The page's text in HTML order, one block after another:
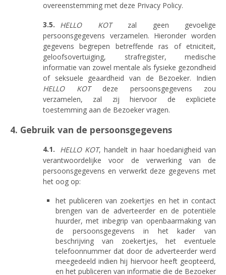
overeenstemming met deze Privacy Policy.
HELLO KOTzal geen gevoelige
persoonsgegevens verzamelen. Hieronder worden
gegevens begrepen betreffende ras of etniciteit,
geloofsovertuiging, strafregister, medische
informatie van zowel mentale als fysieke gezondheid
of seksuele geaardheid van de Bezoeker. Indien
HELLO KOTdeze persoonsgegevens zou
verzamelen, zal zij hiervoor de expliciete
toestemming aan de Bezoeker vragen.
4. Gebruik van de persoonsgegevens
HELLO KOT, handelt in haar hoedanigheid van
verantwoordelijke voor de verwerking van de
persoonsgegevens en verwerkt deze gegevens met
het oog op:
het publiceren van zoekertjes en het in contact
brengen van de adverteerder en de potentiële
huurder, met inbegrip van openbaarmaking van
de persoonsgegevens in het kader van
beschrijving van zoekertjes, het eventuele
telefoonnummer dat door de adverteerder werd
meegedeeld indien hij hiervoor heeft geopteerd,
en het publiceren van informatie die de Bezoeker